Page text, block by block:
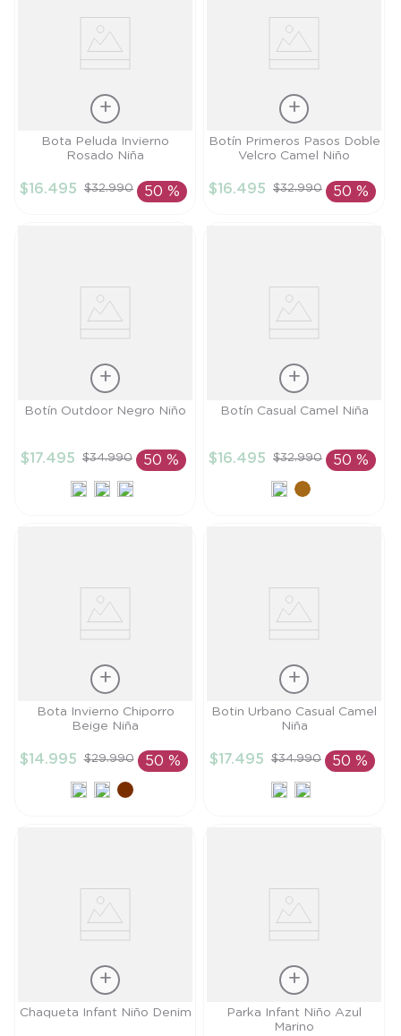
Talla
AÑADIR AL
Bota Peluda Invierno
Rosado Niña
$16.495 $32.990 50 %
Talla
AÑADIR AL
Botín Primeros Pasos Doble
Velcro Camel Niño
$16.495 $32.990 50 %
Talla
AÑADIR AL
CARRITO
Botín Outdoor Negro Niño
$17.495 $34.990 50 %
Talla
AÑADIR AL
CARRITO
Botín Casual Camel Niña
$16.495 $32.990 50 %
Talla
AÑADIR AL
CARRITO
Bota Invierno Chiporro
Beige Niña
$14.995 $29.990 50 %
Talla
AÑADIR AL
CARRITO
Botin Urbano Casual Camel
Niña
$17.495 $34.990 50 %
Talla
Chaqueta Infant Niño Denim TallaParka Infant Niño Azul
Marino